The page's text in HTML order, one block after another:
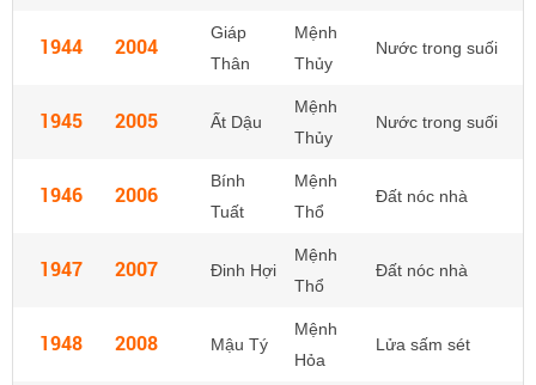
1944 2004
Giáp
Thân
Mệnh
Thủy
Nước trong suối
1945 2005 Ất Dậu
Mệnh
Thủy
Nước trong suối
1946 2006
Bính
Tuất
Mệnh
Thổ
Đất nóc nhà
1947 2007 Đinh Hợi
Mệnh
Thổ
Đất nóc nhà
1948 2008 Mậu Tý
Mệnh
Hỏa
Lửa sấm sét